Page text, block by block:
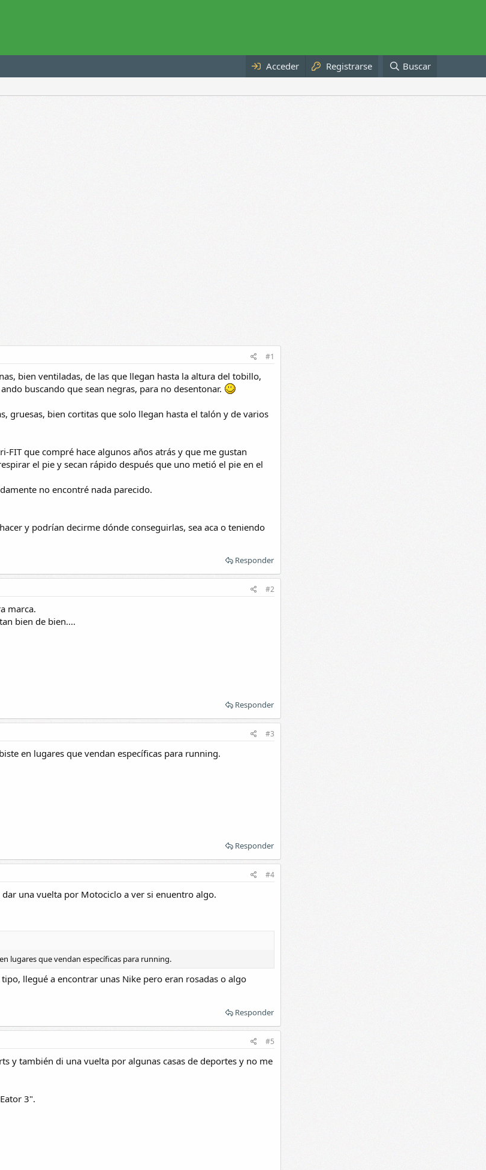
Acceder Registrarse Buscar
#1
bien ventiladas, de las que llegan hasta la altura del tobillo,
buscando que sean negras, para no desentonar.
gruesas, bien cortitas que solo llegan hasta el talón y de varios
FIT que compré hace algunos años atrás y que me gustan
el pie y secan rápido después que uno metió el pie en el
no encontré nada parecido.
y podrían decirme dónde conseguirlas, sea aca o teniendo
Responder
#2
marca.
bien de bien....
Responder
#3
en lugares que vendan específicas para running.
Responder
#4
una vuelta por Motociclo a ver si enuentro algo.
lugares que vendan específicas para running.
llegué a encontrar unas Nike pero eran rosadas o algo
Responder
#5
y también di una vuelta por algunas casas de deportes y no me
3".